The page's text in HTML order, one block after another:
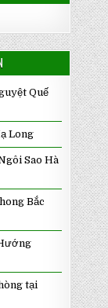
Quế
Long
Sao Hà
Bắc
tại